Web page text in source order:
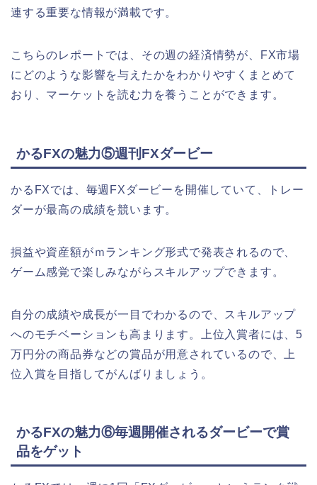
連する重要な情報が満載です。
こちらのレポートでは、その週の経済情勢が、FX市場
にどのような影響を与えたかをわかりやすくまとめて
おり、マーケットを読む力を養うことができます。
かるFXの魅力⑤週刊FXダービー
かるFXでは、毎週FXダービーを開催していて、トレー
ダーが最高の成績を競います。
損益や資産額がｍランキング形式で発表されるので、
ゲーム感覚で楽しみながらスキルアップできます。
自分の成績や成長が一目でわかるので、スキルアップ
へのモチベーションも高まります。
上位入賞者には、5
万円分の商品券などの賞品が用意されているので、上
位入賞を目指してがんばりましょう。
かるFXの魅力⑥毎週開催されるダービーで賞
品をゲット